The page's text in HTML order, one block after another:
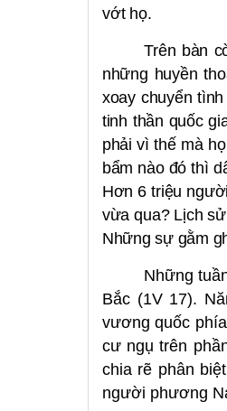
vớt họ.
Trên bàn
những huyền
xoay chuyển
tinh thần quốc
phải vì thế mà
bẩm nào đó thì
Hơn 6 triệu
vừa qua? Lịch
Những sự gằm
Những
Bắc (1V 17).
vương quốc
cư ngụ trên
chia rẽ phân
người phương